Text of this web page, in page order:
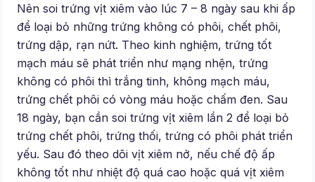
Nên soi trứng vịt xiêm vào lúc 7 – 8 ngày sau khi ấp
để loại bỏ những trứng không có phôi, chết phôi,
trứng dập, rạn nứt. Theo kinh nghiệm, trứng tốt
mạch máu sẽ phát triển như mạng nhện, trứng
không có phôi thì trắng tinh, không mạch máu,
trứng chết phôi có vòng máu hoặc chấm đen. Sau
18 ngày, bạn cần soi trứng vịt xiêm lần 2 để loại bỏ
trứng chết phôi, trứng thối, trứng có phôi phát triển
yếu. Sau đó theo dõi vịt xiêm nở, nếu chế độ ấp
không tốt như nhiệt độ quá cao hoặc quá vịt xiêm